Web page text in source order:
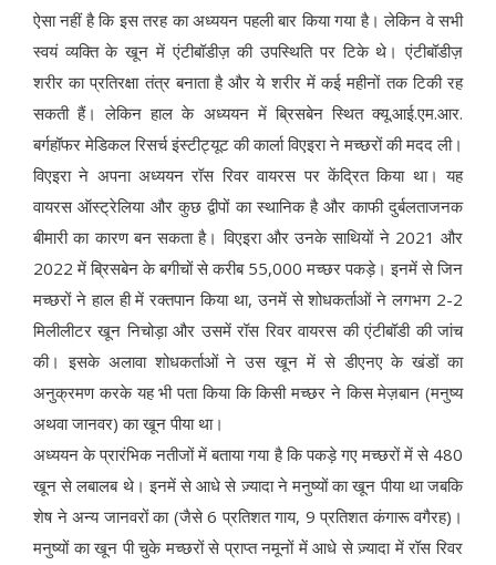
ऐसा नहीं है कि इस तरह का अध्ययन पहली बार किया गया है। लेकिन वे सभी
स्वयं व्यक्ति के खून में एंटीबॉडीज़ की उपस्थिति पर टिके थे। एंटीबॉडीज़
शरीर का प्रतिरक्षा तंत्र बनाता है और ये शरीर में कई महीनों तक टिकी रह
सकती हैं। लेकिन हाल के अध्ययन में ब्रिसबेन स्थित क्यू.आई.एम.आर.
बर्गहॉफर मेडिकल रिसर्च इंस्टीट्यूट की कार्ला विएइरा ने मच्छरों की मदद ली।
विएइरा ने अपना अध्ययन रॉस रिवर वायरस पर केंद्रित किया था। यह
वायरस ऑस्ट्रेलिया और कुछ द्वीपों का स्थानिक है और काफी दुर्बलताजनक
बीमारी का कारण बन सकता है। विएइरा और उनके साथियों ने 2021 और
2022 में ब्रिसबेन के बगीचों से करीब 55,000 मच्छर पकड़े। इनमें से जिन
मच्छरों ने हाल ही में रक्तपान किया था, उनमें से शोधकर्ताओं ने लगभग 2-2
मिलीलीटर खून निचोड़ा और उसमें रॉस रिवर वायरस की एंटीबॉडी की जांच
की। इसके अलावा शोधकर्ताओं ने उस खून में से डीएनए के खंडों का
अनुक्रमण करके यह भी पता किया कि किसी मच्छर ने किस मेज़बान (मनुष्य
अथवा जानवर) का खून पीया था।
अध्ययन के प्रारंभिक नतीजों में बताया गया है कि पकड़े गए मच्छरों में से 480
खून से लबालब थे। इनमें से आधे से ज़्यादा ने मनुष्यों का खून पीया था जबकि
शेष ने अन्य जानवरों का (जैसे 6 प्रतिशत गाय, 9 प्रतिशत कंगारू वगैरह)।
मनुष्यों का खून पी चुके मच्छरों से प्राप्त नमूनों में आधे से ज़्यादा में रॉस रिवर